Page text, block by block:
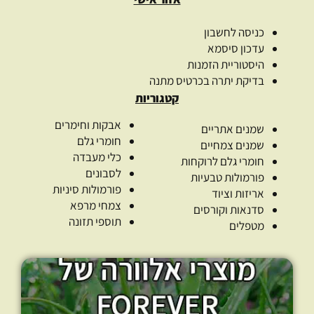
כניסה לחשבון
עדכון סיסמא
היסטוריית הזמנות
בדיקת יתרה בכרטיס מתנה
קטגוריות
שמנים אתריים
שמנים צמחיים
חומרי גלם לרוקחות
פורמולות טבעיות
אריזות וציוד
סדנאות וקורסים
מטפלים
אבקות וחימרים
חומרי גלם
כלי מעבדה
לסבונים
פורמולות סיניות
צמחי מרפא
תוספי תזונה